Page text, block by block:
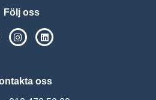
Följ oss
SPSM på Facebook
SPSM på Instagram
oss